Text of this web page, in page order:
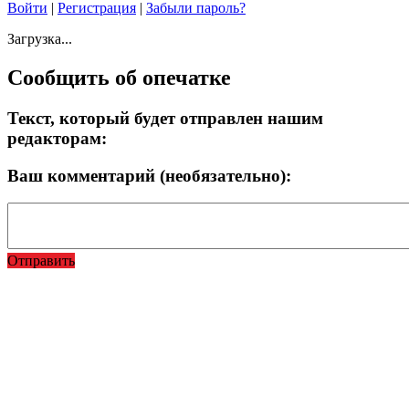
Войти | Регистрация | Забыли пароль?
Загрузка...
Сообщить об опечатке
Текст, который будет отправлен нашим
редакторам:
Ваш комментарий (необязательно):
Отправить